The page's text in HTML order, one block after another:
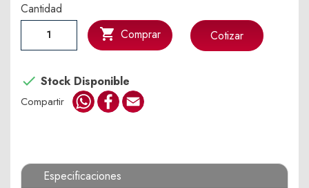
Cantidad
 Comprar
 Stock Disponible
Cotizar
Compartir WhatsApp
Facebook
Especificaciones